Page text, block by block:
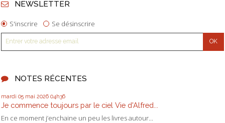
NEWSLETTER
S'inscrire Se désinscrire
NOTES RÉCENTES
mardi 05 mai 2026 04h36
Je commence toujours par le ciel Vie d'Alfred...
En ce moment j’enchaine un peu les livres autour...